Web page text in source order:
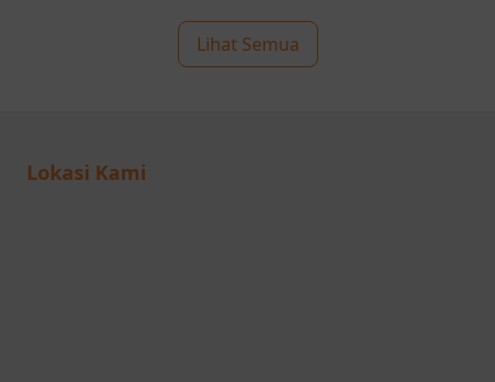
Lihat Semua
Lokasi Kami